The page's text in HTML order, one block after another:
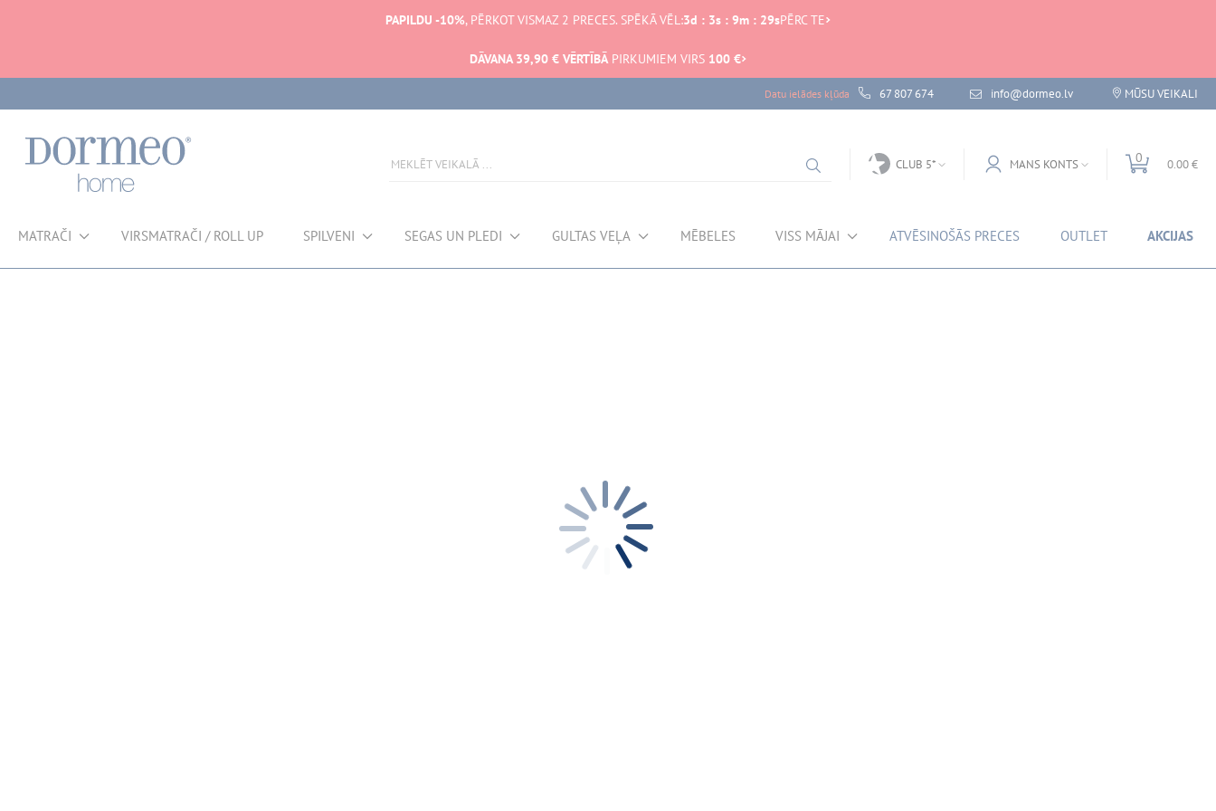
PAPILDU -10%, PĒRKOT VISMAZ 2 PRECES. SPĒKĀ VĒL:3d : 3s : 9m : 29sPĒRC TE
DĀVANA 39,90 € VĒRTĪBĀ PIRKUMIEM VIRS 100 €
Datu ielādes kļūda 67 807 674 info@dormeo.lv MŪSU VEIKALI
CLUB 5* MANS KONTS 0 0.00 €
MATRAČI VIRSMATRAČI / ROLL UP SPILVENI SEGAS UN PLEDI GULTAS VEĻA MĒBELES VISS MĀJAI ATVĒSINOŠĀS PRECES OUTLET AKCIJAS